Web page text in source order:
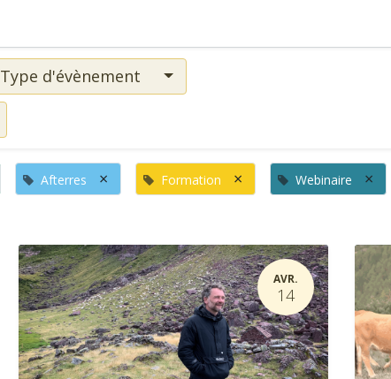
Type d'évènement
Afterres × Formation × Webinaire ×
AVR.
14